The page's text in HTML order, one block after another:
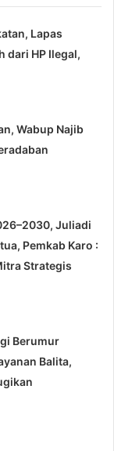
Lapas
dari HP Ilegal,
Wabup Najib
Juliadi
Pemkab Karo :
Strategis
Berumur
Balita,